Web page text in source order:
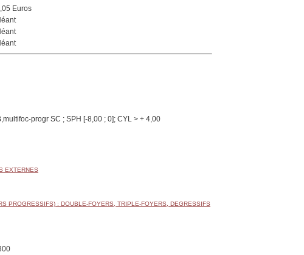
Euros
progr SC ; SPH [-8,00 ; 0]; CYL > + 4,00
EXTERNES
PROGRESSIFS) : DOUBLE-FOYERS, TRIPLE-FOYERS, DEGRESSIFS